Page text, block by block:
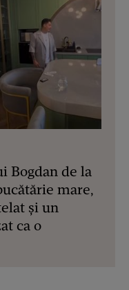
Bogdan de la
mare,
și un
ca o